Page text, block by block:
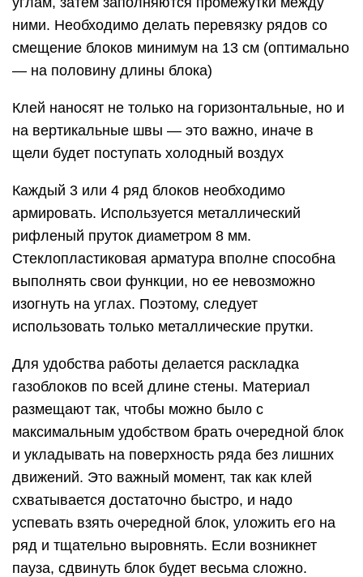
ними. Необходимо делать перевязку рядов со
смещение блоков минимум на 13 см (оптимально
— на половину длины блока)
Клей наносят не только на горизонтальные, но и
на вертикальные швы — это важно, иначе в
щели будет поступать холодный воздух
Каждый 3 или 4 ряд блоков необходимо
армировать. Используется металлический
рифленый пруток диаметром 8 мм.
Стеклопластиковая арматура вполне способна
выполнять свои функции, но ее невозможно
изогнуть на углах. Поэтому, следует
использовать только металлические прутки.
Для удобства работы делается раскладка
газоблоков по всей длине стены. Материал
размещают так, чтобы можно было с
максимальным удобством брать очередной блок
и укладывать на поверхность ряда без лишних
движений. Это важный момент, так как клей
схватывается достаточно быстро, и надо
успевать взять очередной блок, уложить его на
ряд и тщательно выровнять. Если возникнет
пауза, сдвинуть блок будет весьма сложно.